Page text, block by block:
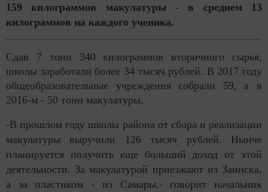
159 килограммов макулатуры - в среднем 13
килограммов на каждого ученика.
Сдав 7 тонн 340 килограммов вторичного сырья,
школы заработали более 34 тысяч рублей. В 2017 году
общеобразовательные учреждения собрали 59, а в
2016-м - 50 тонн макулатуры.
-В прошлом году школы района от сбора и реализации
макулатуры выручили 126 тысяч рублей. Нынче
планируется получить еще больший доход от этой
деятельности. За макулатурой приезжают из Заинска,
а за пластиком - из Самары,- говорит начальник